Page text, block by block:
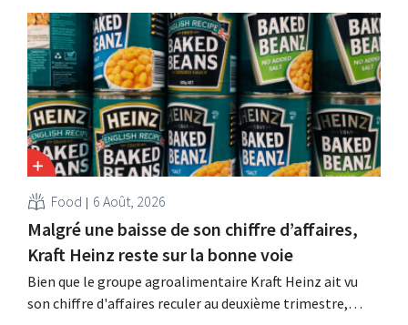
capacité de production de Biscoff : « Nous devons saisir
cette opportunité ».
Food 6 Août, 2026
Malgré une baisse de son chiffre d’affaires,
Kraft Heinz reste sur la bonne voie
Bien que le groupe agroalimentaire Kraft Heinz ait vu
son chiffre d'affaires reculer au deuxième trimestre,